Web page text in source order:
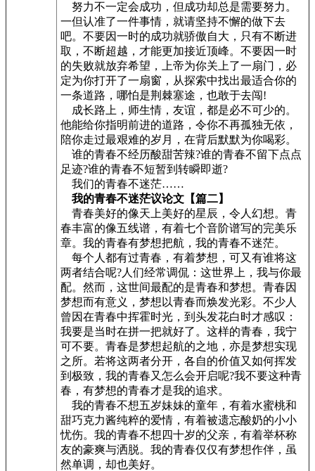
努力不一定会成功，但成功却总是需要努力。
一但认准了一件事情，就请坚持不懈的做下去
吧。不要因一时的成功就骄傲自大，只有不断进
取，不断超越，才能更加接近顶峰。不要因一时
的失败就放弃希望，上帝为你关上了一扇门，必
定为你打开了一扇窗，从探索中找出最适合你的
一条道路，哪怕是荆棘塞途，也敢于去闯!
成长路上，师生情，友谊，都是必不可少的。
他能给你指明前进的道路，令你不再孤独无依，
陪你走过最艰难的岁月，在背后默默为你喝彩。
谁的青春不经历酸甜苦辣?谁的青春不留下点点
足迹?谁的青春不短暂到转瞬即逝?
我们的青春不迷茫……
我的青春不迷茫议论文【篇二】
青春美好的像天上美好的星辰，令人幻想。青
春丰富的像五线谱，有着七个音阶谱写的完美乐
章。我的青春有梦想把航，我的青春不迷茫。
每个人都有过青春，有着梦想，可又有谁将这
两者结合呢?人们经常调侃：这世界上，我与你最
配。然而，这世间最配的是青春和梦想。青春因
梦想而有意义，梦想以青春而焕发光彩。不少人
曾因在青春中挥霍时光，到头发花白时才感叹：
我要是当时在拼一把就好了。这样的青春，我宁
可不要。青春是梦想起航的之地，亦是梦想实现
之所。若将这两者分开，各自的价值又如何挥发
到极致，我的青春又怎么会开启呢?我不要这种青
春，有梦想的青春才是我的追求。
我的青春不想五岁妹妹的童年，有着水蜜桃和
甜巧克力酱纯粹的爱情，有着被遗忘酸奶的小小
忧伤。我的青春不想四十岁的父亲，有着举杯称
友的豪爽与洒脱。我的青春仅仅有梦想作伴，虽
然单调，却也美好。